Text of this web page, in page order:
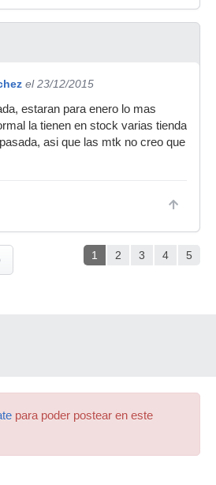
el 23/12/2015
estaran para enero lo mas
la tienen en stock varias tienda
asi que las mtk no creo que
1 2 3 4 5
para poder postear en este